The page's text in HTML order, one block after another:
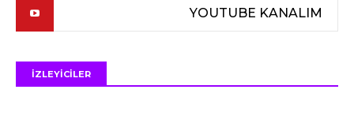
YOUTUBE KANALIM
İZLEYİCİLER